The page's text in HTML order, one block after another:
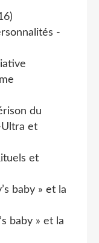
-
du
et
et
baby » et la
baby » et la